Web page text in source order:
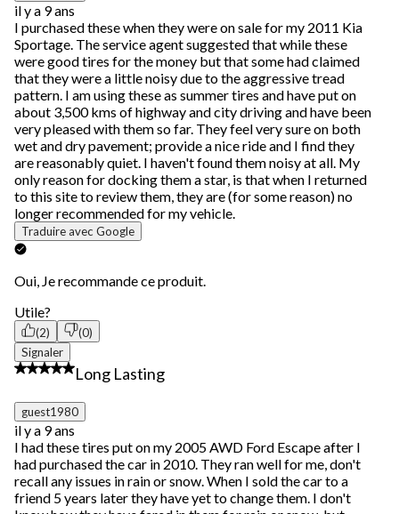
il y a 9 ans
I purchased these when they were on sale for my 2011 Kia
Sportage. The service agent suggested that while these
were good tires for the money but that some had claimed
that they were a little noisy due to the aggressive tread
pattern. I am using these as summer tires and have put on
about 3,500 kms of highway and city driving and have been
very pleased with them so far. They feel very sure on both
wet and dry pavement; provide a nice ride and I find they
are reasonably quiet. I haven't found them noisy at all. My
only reason for docking them a star, is that when I returned
to this site to review them, they are (for some reason) no
longer recommended for my vehicle.
Traduire avec Google
Oui, Je recommande ce produit.
Utile?
(2)
(0)
Signaler
4 étoile(s) sur 5.
Long Lasting
guest1980
il y a 9 ans
I had these tires put on my 2005 AWD Ford Escape after I
had purchased the car in 2010. They ran well for me, don't
recall any issues in rain or snow. When I sold the car to a
friend 5 years later they have yet to change them. I don't